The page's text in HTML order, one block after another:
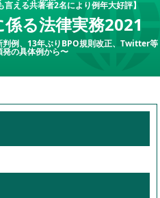
言える共著者2名により例年大好評】
る法律実務2021
判例、13年ぶりBPO規則改正、Twitter等
の具体例から〜